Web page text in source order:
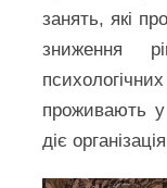
занять, які
зниження
проживають у
діє